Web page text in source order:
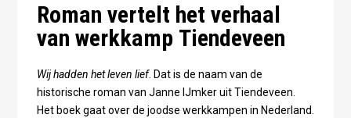
Roman vertelt het verhaal
van werkkamp Tiendeveen
Wij hadden het leven lief. Dat is de naam van de
historische roman van Janne IJmker uit Tiendeveen.
Het boek gaat over de joodse werkkampen in Nederland.